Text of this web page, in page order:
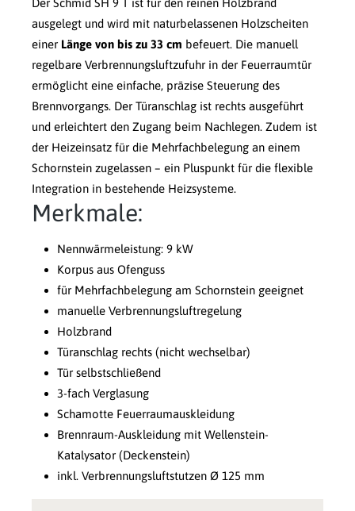
Der Schmid SH 9 T ist für den reinen Holzbrand
ausgelegt und wird mit naturbelassenen Holzscheiten
einer Länge von bis zu 33 cm befeuert. Die manuell
regelbare Verbrennungsluftzufuhr in der Feuerraumtür
ermöglicht eine einfache, präzise Steuerung des
Brennvorgangs. Der Türanschlag ist rechts ausgeführt
und erleichtert den Zugang beim Nachlegen. Zudem ist
der Heizeinsatz für die Mehrfachbelegung an einem
Schornstein zugelassen – ein Pluspunkt für die flexible
Integration in bestehende Heizsysteme.
Merkmale:
Nennwärmeleistung: 9 kW
Korpus aus Ofenguss
für Mehrfachbelegung am Schornstein geeignet
manuelle Verbrennungsluftregelung
Holzbrand
Türanschlag rechts (nicht wechselbar)
Tür selbstschließend
3-fach Verglasung
Schamotte Feuerraumauskleidung
Brennraum-Auskleidung mit Wellenstein-
Katalysator (Deckenstein)
inkl. Verbrennungsluftstutzen Ø 125 mm